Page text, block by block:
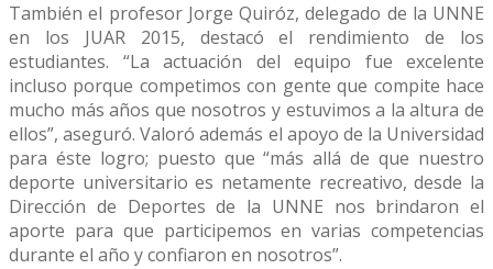
También el profesor Jorge Quiróz, delegado de la UNNE
en los JUAR 2015, destacó el rendimiento de los
estudiantes. “La actuación del equipo fue excelente
incluso porque competimos con gente que compite hace
mucho más años que nosotros y estuvimos a la altura de
ellos”, aseguró. Valoró además el apoyo de la Universidad
para éste logro; puesto que “más allá de que nuestro
deporte universitario es netamente recreativo, desde la
Dirección de Deportes de la UNNE nos brindaron el
aporte para que participemos en varias competencias
durante el año y confiaron en nosotros”.